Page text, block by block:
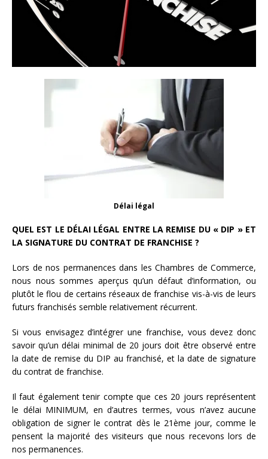
Délai légal
QUEL EST LE DÉLAI LÉGAL ENTRE LA REMISE DU « DIP » ET
LA SIGNATURE DU CONTRAT DE FRANCHISE ?
Lors de nos permanences dans les Chambres de Commerce,
nous nous sommes aperçus qu’un défaut d’information, ou
plutôt le flou de certains réseaux de franchise vis-à-vis de leurs
futurs franchisés semble relativement récurrent.
Si vous envisagez d’intégrer une franchise, vous devez donc
savoir qu’un délai minimal de 20 jours doit être observé entre
la date de remise du DIP au franchisé, et la date de signature
du contrat de franchise.
Il faut également tenir compte que ces 20 jours représentent
le délai MINIMUM, en d’autres termes, vous n’avez aucune
obligation de signer le contrat dès le 21ème jour, comme le
pensent la majorité des visiteurs que nous recevons lors de
nos permanences.